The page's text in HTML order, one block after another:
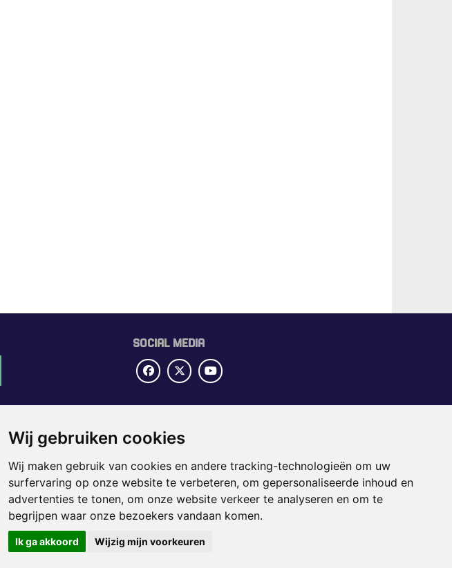
Wij gebruiken cookies
Wij maken gebruik van cookies en andere tracking-technologieën om uw
surfervaring op onze website te verbeteren, om gepersonaliseerde inhoud en
advertenties te tonen, om onze website verkeer te analyseren en om te
begrijpen waar onze bezoekers vandaan komen.
Ik ga akkoord Wijzig mijn voorkeuren
SOCIAL MEDIA
HOME
JOBS
HAPPENING